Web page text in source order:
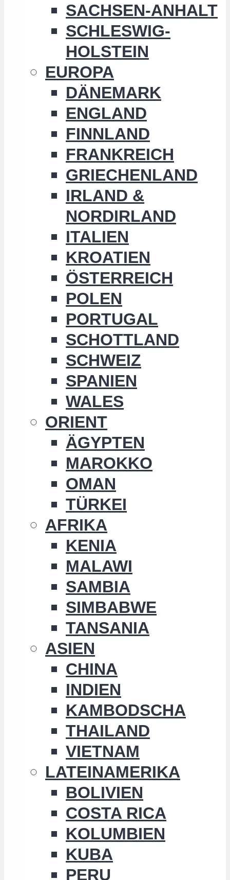
SACHSEN-ANHALT
SCHLESWIG-
HOLSTEIN
EUROPA
DÄNEMARK
ENGLAND
FINNLAND
FRANKREICH
GRIECHENLAND
IRLAND &
NORDIRLAND
ITALIEN
KROATIEN
ÖSTERREICH
POLEN
PORTUGAL
SCHOTTLAND
SCHWEIZ
SPANIEN
WALES
ORIENT
ÄGYPTEN
MAROKKO
OMAN
TÜRKEI
AFRIKA
KENIA
MALAWI
SAMBIA
SIMBABWE
TANSANIA
ASIEN
CHINA
INDIEN
KAMBODSCHA
THAILAND
VIETNAM
LATEINAMERIKA
BOLIVIEN
COSTA RICA
KOLUMBIEN
KUBA
PERU